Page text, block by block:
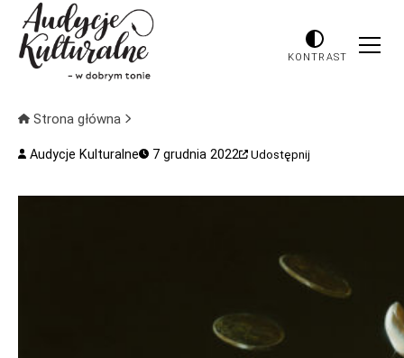
KONTRAST
Strona główna
Audycje Kulturalne 7 grudnia 2022 Udostępnij